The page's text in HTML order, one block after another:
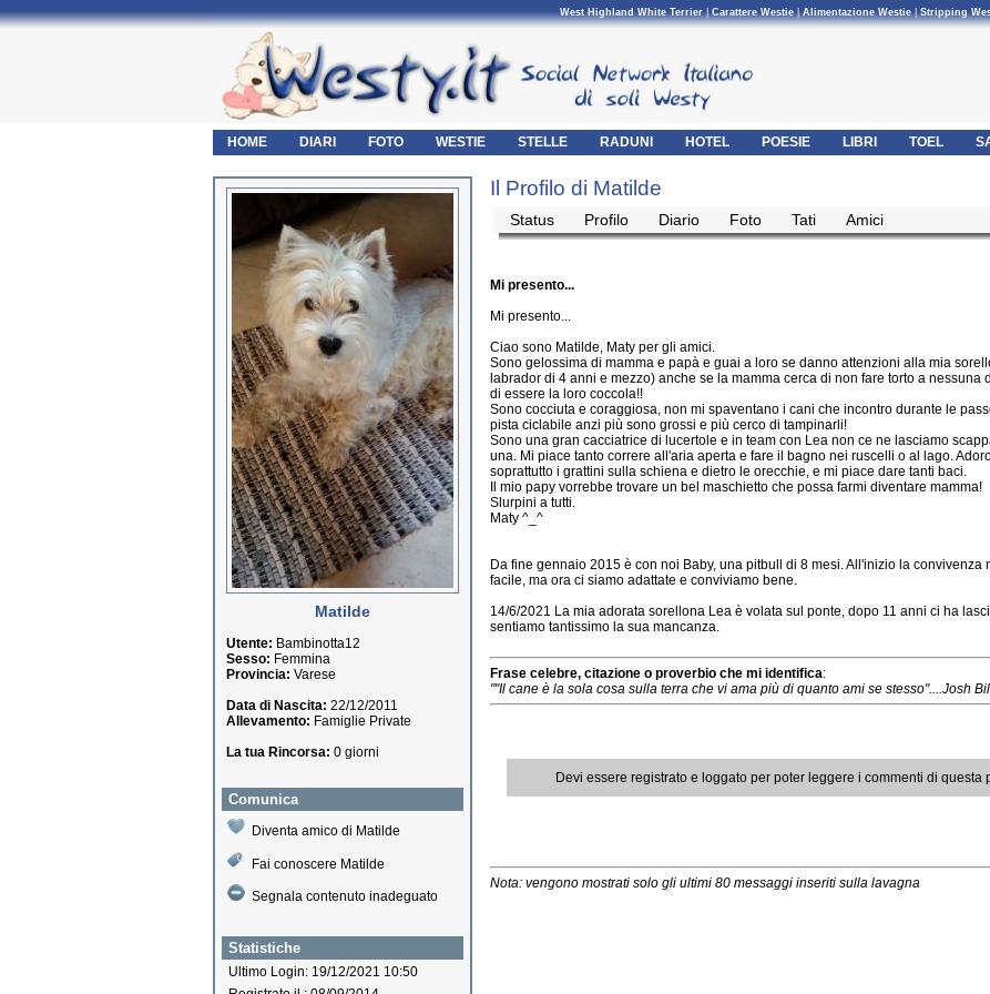
West Highland White Terrier|Carattere Westie|Alimentazione Westie|Stripping
HOME DIARI FOTO WESTIE STELLE RADUNI HOTEL POESIE LIBRI TOEL
Matilde
Utente: Bambinotta12
Sesso: Femmina
Provincia: Varese
Data di Nascita: 22/12/2011
Allevamento: Famiglie Private
La tua Rincorsa: 0 giorni
Comunica
Diventa amico di Matilde
Fai conoscere Matilde
Segnala contenuto inadeguato
Statistiche
Ultimo Login: 19/12/2021 10:50
Il Profilo di Matilde
Status Profilo Diario Foto Tati Amici
Mi presento...
Mi presento...
Ciao sono Matilde, Maty per gli amici.
Sono gelossima di mamma e papà e guai a loro se danno attenzioni alla mia
labrador di 4 anni e mezzo) anche se la mamma cerca di non fare torto a nessuna
di essere la loro coccola!!
Sono cocciuta e coraggiosa, non mi spaventano i cani che incontro durante le
pista ciclabile anzi più sono grossi e più cerco di tampinarli!
Sono una gran cacciatrice di lucertole e in team con Lea non ce ne lasciamo
una. Mi piace tanto correre all'aria aperta e fare il bagno nei ruscelli o al lago.
soprattutto i grattini sulla schiena e dietro le orecchie, e mi piace dare tanti baci.
Il mio papy vorrebbe trovare un bel maschietto che possa farmi diventare mamma!
Slurpini a tutti.
Maty ^_^
Da fine gennaio 2015 è con noi Baby, una pitbull di 8 mesi. All'inizio la convivenza
facile, ma ora ci siamo adattate e conviviamo bene.
14/6/2021 La mia adorata sorellona Lea è volata sul ponte, dopo 11 anni ci ha
sentiamo tantissimo la sua mancanza.
Frase celebre, citazione o proverbio che mi identifica:
""Il cane è la sola cosa sulla terra che vi ama più di quanto ami se stesso"....Josh
Devi essere registrato e loggato per poter leggere i commenti di questa
Nota: vengono mostrati solo gli ultimi 80 messaggi inseriti sulla lavagna